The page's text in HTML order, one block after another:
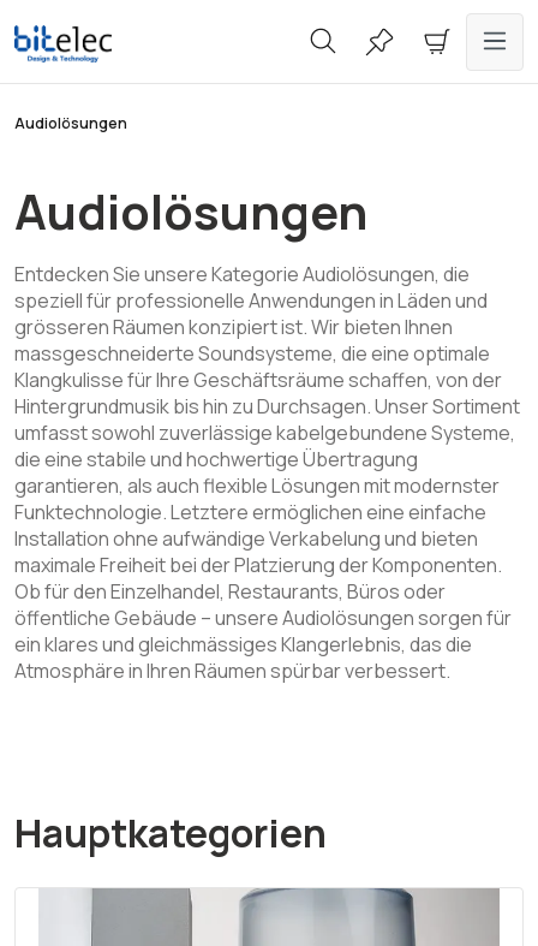
springen
Audiolösungen
Audiolösungen
Entdecken Sie unsere Kategorie Audiolösungen, die
speziell für professionelle Anwendungen in Läden und
grösseren Räumen konzipiert ist. Wir bieten Ihnen
massgeschneiderte Soundsysteme, die eine optimale
Klangkulisse für Ihre Geschäftsräume schaffen, von der
Hintergrundmusik bis hin zu Durchsagen. Unser Sortiment
umfasst sowohl zuverlässige kabelgebundene Systeme,
die eine stabile und hochwertige Übertragung
garantieren, als auch flexible Lösungen mit modernster
Funktechnologie. Letztere ermöglichen eine einfache
Installation ohne aufwändige Verkabelung und bieten
maximale Freiheit bei der Platzierung der Komponenten.
Ob für den Einzelhandel, Restaurants, Büros oder
öffentliche Gebäude – unsere Audiolösungen sorgen für
ein klares und gleichmässiges Klangerlebnis, das die
Atmosphäre in Ihren Räumen spürbar verbessert.
Hauptkategorien